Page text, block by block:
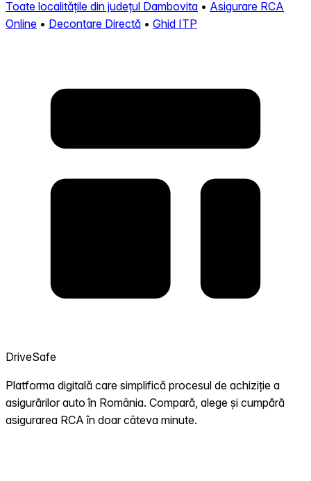
Toate localitățile din județul Dambovita • Asigurare RCA
Online • Decontare Directă • Ghid ITP
DriveSafe
Platforma digitală care simplifică procesul de achiziție a
asigurărilor auto în România. Compară, alege și cumpără
asigurarea RCA în doar câteva minute.